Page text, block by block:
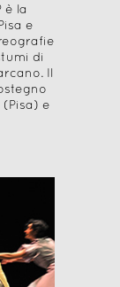
è la
e
di
Il
e